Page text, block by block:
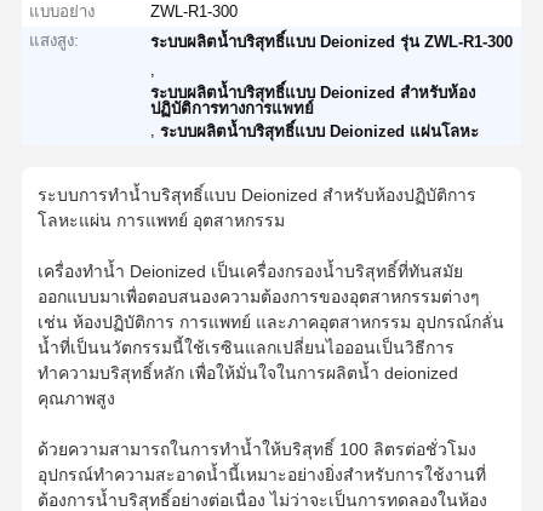
แบบอย่าง
ZWL-R1-300
แสงสูง:
ระบบผลิตน้ำบริสุทธิ์แบบ Deionized รุ่น ZWL-R1-300
ระบบผลิตน้ำบริสุทธิ์แบบ Deionized สำหรับห้อง
ปฏิบัติการทางการแพทย์
,ระบบผลิตน้ำบริสุทธิ์แบบ Deionized แผ่นโลหะ
ระบบการทำน้ำบริสุทธิ์แบบ Deionized สำหรับห้องปฏิบัติการ
โลหะแผ่น การแพทย์ อุตสาหกรรม
เครื่องทำน้ำ Deionized เป็นเครื่องกรองน้ำบริสุทธิ์ที่ทันสมัย
ออกแบบมาเพื่อตอบสนองความต้องการของอุตสาหกรรมต่างๆ
เช่น ห้องปฏิบัติการ การแพทย์ และภาคอุตสาหกรรม อุปกรณ์กลั่น
น้ำที่เป็นนวัตกรรมนี้ใช้เรซินแลกเปลี่ยนไอออนเป็นวิธีการ
ทำความบริสุทธิ์หลัก เพื่อให้มั่นใจในการผลิตน้ำ deionized
คุณภาพสูง
ด้วยความสามารถในการทำน้ำให้บริสุทธิ์ 100 ลิตรต่อชั่วโมง
อุปกรณ์ทำความสะอาดน้ำนี้เหมาะอย่างยิ่งสำหรับการใช้งานที่
ต้องการน้ำบริสุทธิ์อย่างต่อเนื่อง ไม่ว่าจะเป็นการทดลองในห้อง